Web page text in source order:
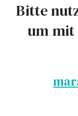
Bitte
um mit